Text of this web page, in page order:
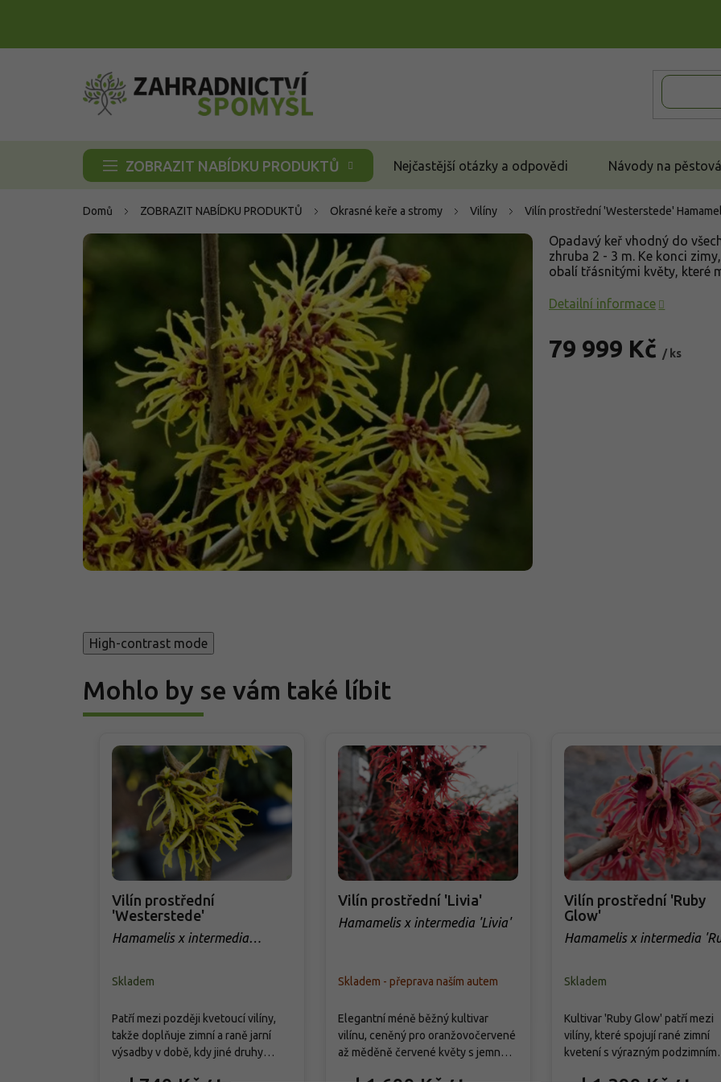
ZOBRAZIT NABÍDKU PRODUKTŮ Nejčastější otázky a odpovědi Návody na
Domů ZOBRAZIT NABÍDKU PRODUKTŮ Okrasné keře a stromy Vilíny Vilín prostřední 'Westerstede'
79 999 Kč / ks
Opadavý keř vhodný do
zhruba 2 - 3 m. Ke konci
obalí třásnitými květy, které
Detailní informace
High-contrast mode
Mohlo by se vám také líbit
Vilín prostřední
'Westerstede'
Hamamelis x intermedia
Skladem
Patří mezi později kvetoucí vilíny,
takže doplňuje zimní a raně jarní
výsadby v době, kdy jiné druhy
Vilín prostřední 'Livia'
Hamamelis x intermedia 'Livia'
Skladem - přeprava naším autem
Elegantní méně běžný kultivar
vilínu, ceněný pro oranžovočervené
až měděně červené květy s jemnou
Vilín prostřední 'Ruby
Glow'
Hamamelis x intermedia
Skladem
Kultivar 'Ruby Glow' patří mezi
vilíny, které spojují rané zimní
kvetení s výrazným podzimním